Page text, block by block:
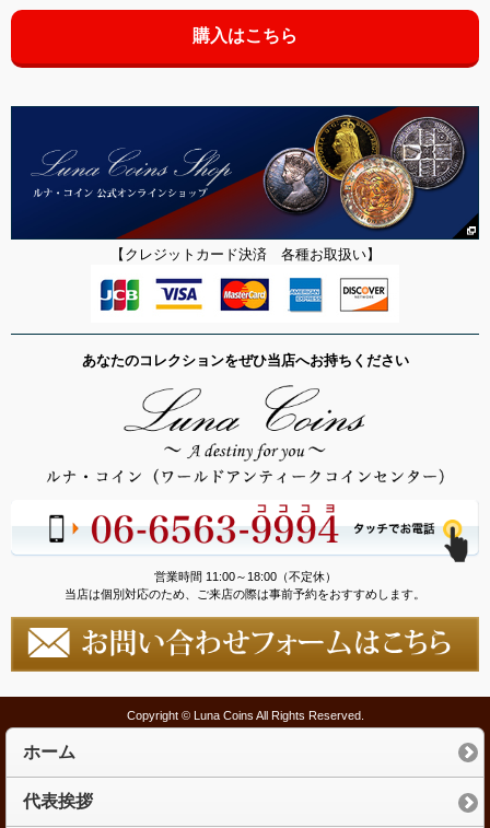
購入はこちら
【クレジットカード決済 各種お取扱い】
あなたのコレクションをぜひ当店へお持ちください
営業時間 11:00～18:00（不定休）
当店は個別対応のため、ご来店の際は事前予約をおすすめします。
Copyright © Luna Coins All Rights Reserved.
ホーム
代表挨拶